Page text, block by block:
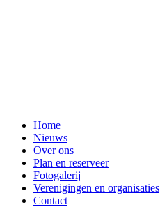
Home
Nieuws
Over ons
Plan en reserveer
Fotogalerij
Verenigingen en organisaties
Contact